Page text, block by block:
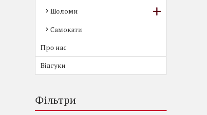
Шоломи
Самокати
Про нас
Відгуки
Фільтри